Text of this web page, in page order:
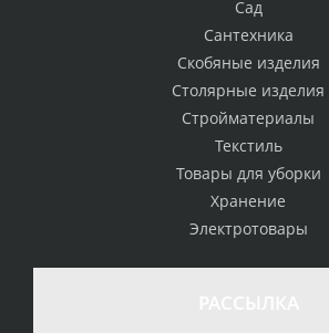
Сад
Сантехника
Скобяные изделия
Столярные изделия
Стройматериалы
Текстиль
Товары для уборки
Хранение
Электротовары